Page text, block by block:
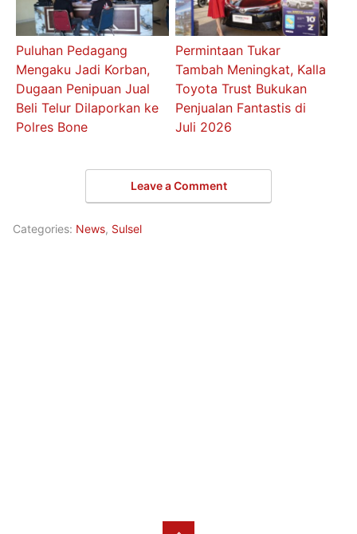
Puluhan Pedagang
Mengaku Jadi Korban,
Dugaan Penipuan Jual
Beli Telur Dilaporkan ke
Polres Bone
Permintaan Tukar
Tambah Meningkat, Kalla
Toyota Trust Bukukan
Penjualan Fantastis di
Juli 2026
Leave a Comment
Categories: News, Sulsel